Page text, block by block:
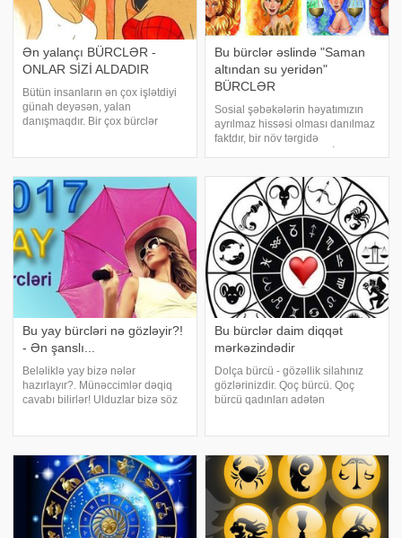
Ən yalançı BÜRCLƏR -
ONLAR SİZİ ALDADIR
Bütün insanların ən çox işlətdiyi
günah deyəsən, yalan
danışmaqdır. Bir çox bürclər
dolamasına icazə verməmək
üçün yalan danışmağ
Bu bürclər əslində "Saman
altından su yeridən"
BÜRCLƏR
Sosial şəbəkələrin həyatımızın
ayrılmaz hissəsi olması danılmaz
faktdır, bir növ tərgidə
etdirməyi, həm də başqalarının
həyat fəaliyyətini izləməyi sevir.
Sosia
Bu yay bürcləri nə gözləyir?!
- Ən şanslı...
Beləliklə yay bizə nələr
hazırlayır?. Münəccimlər dəqiq
cavabı bilirlər! Ulduzlar bizə söz
istəyirsə buna nail olacaq. Qoç
Bu bürclər daim diqqət
mərkəzindədir
Dolça bürcü - gözəllik silahınız
gözlərinizdir. Qoç bürcü. Qoç
bürcü qadınları adətən
Gözəllik silahınız: Saçlarınızdır.
Gözəlli